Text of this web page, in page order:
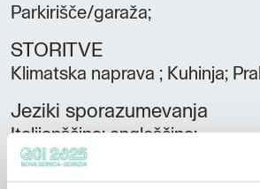
Parkirišče/garaža;
STORITVE
Klimatska naprava ; Kuhinja;
Jeziki sporazumevanja
Italijanščina; angleščina;
Sobe